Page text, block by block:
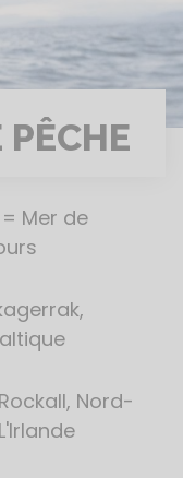
PÊCHE
Mer de
Nord-